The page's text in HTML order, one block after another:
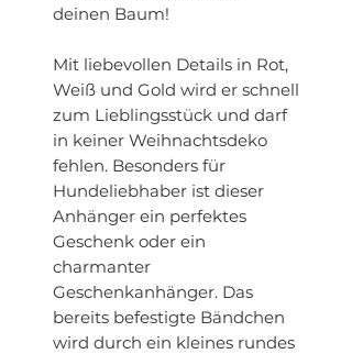
deinen Baum!
Mit liebevollen Details in Rot,
Weiß und Gold wird er schnell
zum Lieblingsstück und darf
in keiner Weihnachtsdeko
fehlen. Besonders für
Hundeliebhaber ist dieser
Anhänger ein perfektes
Geschenk oder ein
charmanter
Geschenkanhänger. Das
bereits befestigte Bändchen
wird durch ein kleines rundes